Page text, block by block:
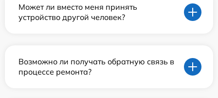
Может ли вместо меня принять
устройство другой человек?
Возможно ли получать обратную связь в
процессе ремонта?